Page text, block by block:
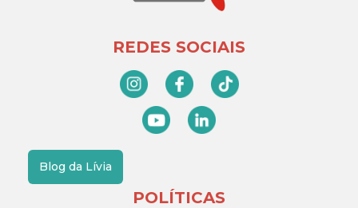
REDES SOCIAIS
Blog da Lívia
POLÍTICAS